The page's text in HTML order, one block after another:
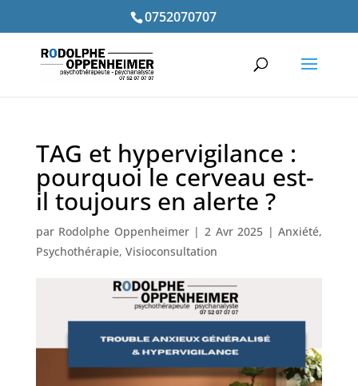
0752070707
TAG et hypervigilance :
pourquoi le cerveau est-
il toujours en alerte ?
par Rodolphe Oppenheimer|2 Avr 2025 |Anxiété,
Psychothérapie, Visioconsultation